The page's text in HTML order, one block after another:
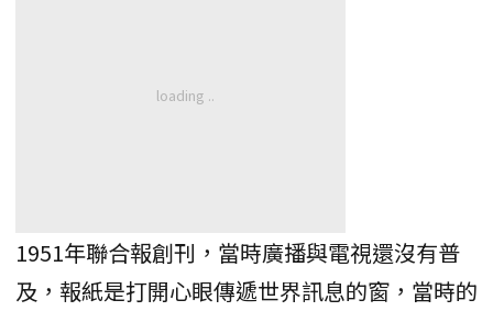
1951年聯合報創刊，當時廣播與電視還沒有普
及，報紙是打開心眼傳遞世界訊息的窗，當時的